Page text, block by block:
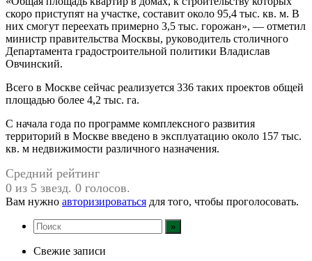
скоро приступят на участке, составит около 95,4 тыс. кв. м. В
них смогут переехать примерно 3,5 тыс. горожан», — отметил
министр правительства Москвы, руководитель столичного
Департамента градостроительной политики Владислав
Овчинский.
Всего в Москве сейчас реализуется 336 таких проектов общей
площадью более 4,2 тыс. га.
С начала года по программе комплексного развития
территорий в Москве введено в эксплуатацию около 157 тыс.
кв. м недвижимости различного назначения.
Средний рейтинг
0 из 5 звезд. 0 голосов.
Вам нужно авторизироваться для того, чтобы проголосовать.
Свежие записи